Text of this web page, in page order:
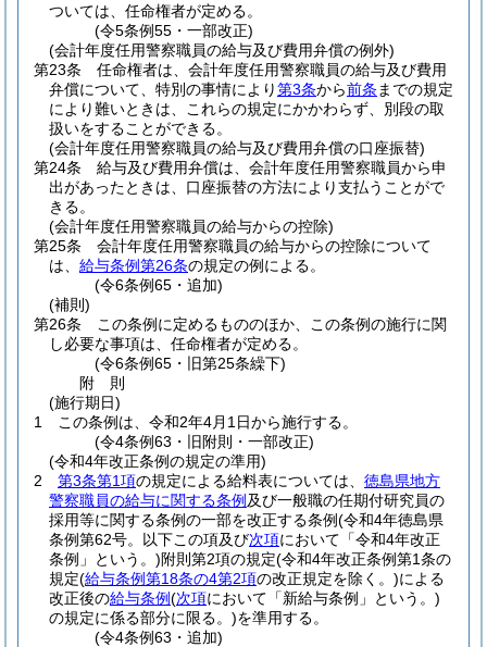
ついては、任命権者が定める。
(令5条例55・一部改正)
(会計年度任用警察職員の給与及び費用弁償の例外)
第23条
任命権者は、会計年度任用警察職員の給与及び費用
弁償について、特別の事情により第3条から前条 までの規定
により難いときは、これらの規定にかかわらず、別段の取
扱いをすることができる。
(会計年度任用警察職員の給与及び費用弁償の口座振替)
第24条
給与及び費用弁償は、会計年度任用警察職員から申
出があったときは、口座振替の方法により支払うことがで
きる。
(会計年度任用警察職員の給与からの控除)
第25条
会計年度任用警察職員の給与からの控除について
は、 給与条例第26条の規定の例による。
(令6条例65・追加)
(補則)
第26条
この条例に定めるもののほか、この条例の施行に関
し必要な事項は、任命権者が定める。
(令6条例65・旧第25条繰下)
附 則
(施行期日)
1
この条例は、令和2年4月1日から施行する。
(令4条例63・旧附則・一部改正)
(令和4年改正条例の規定の準用)
2
第3条第1項の規定による給料表については、 徳島県地方
警察職員の給与に関する条例 及び一般職の任期付研究員の
採用等に関する条例の一部を改正する条例(令和4年徳島県
条例第62号。以下この項及び次項において「令和4年改正
条例」という。)附則第2項の規定(令和4年改正条例第1条の
規定(給与条例第18条の4第2項の改正規定を除く。)による
改正後の給与条例(次項において「新給与条例」という。)
の規定に係る部分に限る。)を準用する。
(令4条例63・追加)